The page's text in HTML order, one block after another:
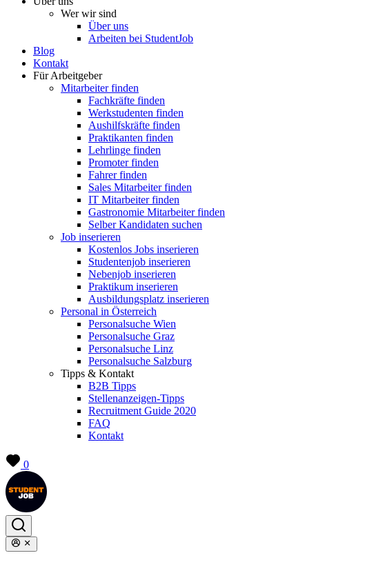
Wer wir sind
Über uns
Arbeiten bei StudentJob
Blog
Kontakt
Für Arbeitgeber
Mitarbeiter finden
Fachkräfte finden
Werkstudenten finden
Aushilfskräfte finden
Praktikanten finden
Lehrlinge finden
Promoter finden
Fahrer finden
Sales Mitarbeiter finden
IT Mitarbeiter finden
Gastronomie Mitarbeiter finden
Selber Kandidaten suchen
Job inserieren
Kostenlos Jobs inserieren
Studentenjob inserieren
Nebenjob inserieren
Praktikum inserieren
Ausbildungsplatz inserieren
Personal in Österreich
Personalsuche Wien
Personalsuche Graz
Personalsuche Linz
Personalsuche Salzburg
Tipps & Kontakt
B2B Tipps
Stellenanzeigen-Tipps
Recruitment Guide 2020
FAQ
Kontakt
0